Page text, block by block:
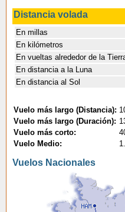
Distancia volada
En millas
En kilómetros
En vueltas alrededor de la
En distancia a la Luna
En distancia al Sol
Vuelo más largo (Distancia):
Vuelo más largo (Duración):
Vuelo más corto:
Vuelo Medio:
Vuelos Nacionales